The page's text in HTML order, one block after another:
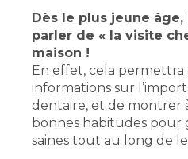
Dès le plus jeune
parler de « la visite
maison !
En effet, cela permettra
informations sur
dentaire, et de montrer
bonnes habitudes pour
saines tout au long de